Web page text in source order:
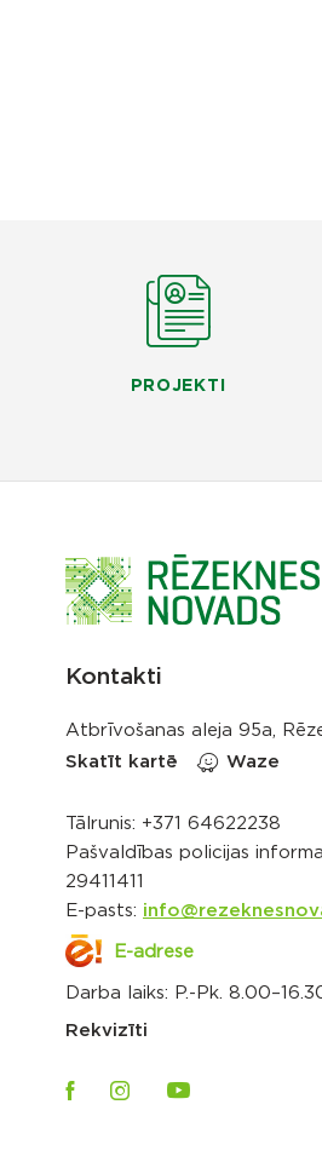
PROJEKTI
Kontakti
Atbrīvošanas aleja 95a,
Skatīt kartē
Waze
Tālrunis: +371 64622238
Pašvaldības policijas
29411411
E-pasts:
E-adrese
Darba laiks: P.-Pk.
Rekvizīti